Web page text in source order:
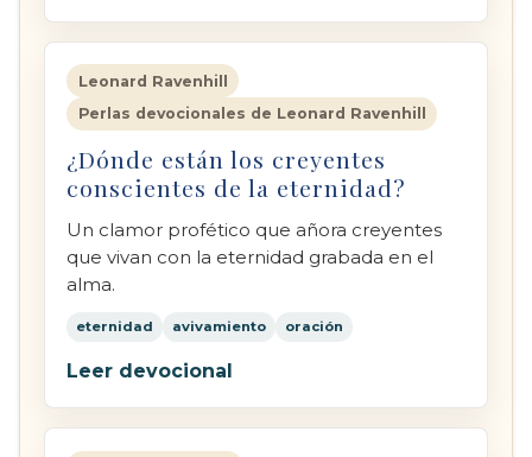
Leonard Ravenhill
Perlas devocionales de Leonard Ravenhill
¿Dónde están los creyentes
conscientes de la eternidad?
Un clamor profético que añora creyentes
que vivan con la eternidad grabada en el
alma.
eternidad avivamiento oración
Leer devocional